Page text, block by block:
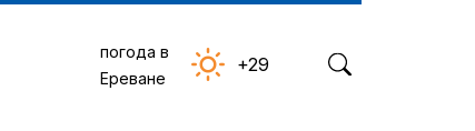
погода в
Ереване
+29